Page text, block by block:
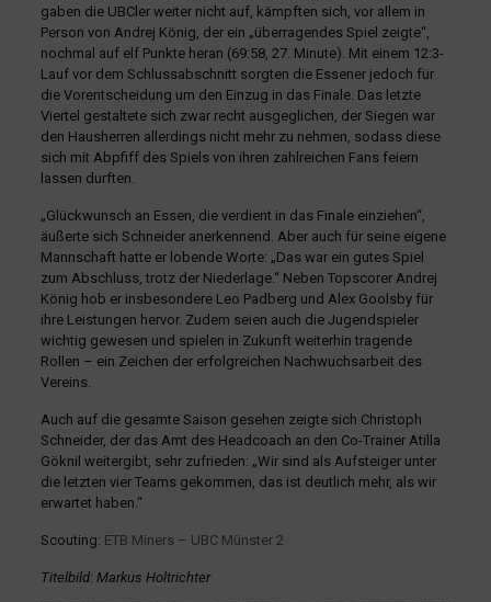
gaben die UBCler weiter nicht auf, kämpften sich, vor allem in
Person von Andrej König, der ein „überragendes Spiel zeigte“,
nochmal auf elf Punkte heran (69:58, 27. Minute). Mit einem 12:3-
Lauf vor dem Schlussabschnitt sorgten die Essener jedoch für
die Vorentscheidung um den Einzug in das Finale. Das letzte
Viertel gestaltete sich zwar recht ausgeglichen, der Siegen war
den Hausherren allerdings nicht mehr zu nehmen, sodass diese
sich mit Abpfiff des Spiels von ihren zahlreichen Fans feiern
lassen durften.
„Glückwunsch an Essen, die verdient in das Finale einziehen“,
äußerte sich Schneider anerkennend. Aber auch für seine eigene
Mannschaft hatte er lobende Worte: „Das war ein gutes Spiel
zum Abschluss, trotz der Niederlage.“ Neben Topscorer Andrej
König hob er insbesondere Leo Padberg und Alex Goolsby für
ihre Leistungen hervor. Zudem seien auch die Jugendspieler
wichtig gewesen und spielen in Zukunft weiterhin tragende
Rollen – ein Zeichen der erfolgreichen Nachwuchsarbeit des
Vereins.
Auch auf die gesamte Saison gesehen zeigte sich Christoph
Schneider, der das Amt des Headcoach an den Co-Trainer Atilla
Göknil weitergibt, sehr zufrieden: „Wir sind als Aufsteiger unter
die letzten vier Teams gekommen, das ist deutlich mehr, als wir
erwartet haben.“
Scouting: ETB Miners – UBC Münster 2
Titelbild: Markus Holtrichter